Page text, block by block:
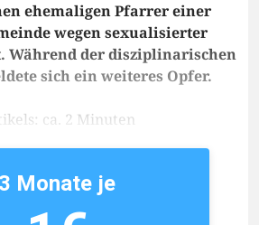
ehemaligen Pfarrer einer
wegen sexualisierter
Während der disziplinarischen
sich ein weiteres Opfer.
ca. 2 Minuten
3 Monate je